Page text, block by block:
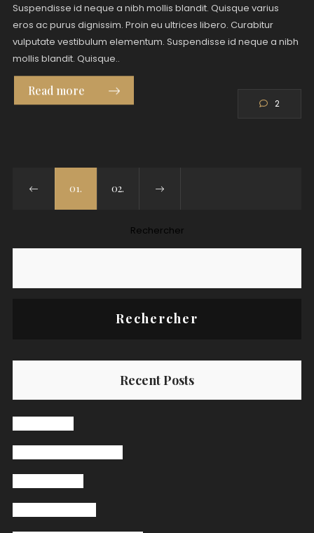
Suspendisse id neque a nibh mollis blandit. Quisque varius
eros ac purus dignissim. Proin eu ultrices libero. Curabitur
vulputate vestibulum elementum. Suspendisse id neque a nibh
mollis blandit. Quisque..
Read more
2
01. 02.
Rechercher
Rechercher
Recent Posts